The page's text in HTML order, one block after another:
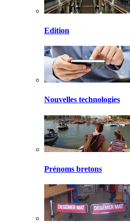
Edition
Nouvelles technologies
Prénoms bretons